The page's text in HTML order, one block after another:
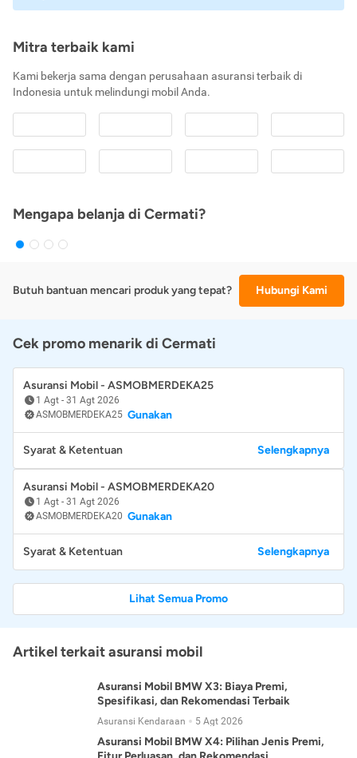
Mitra terbaik kami
Kami bekerja sama dengan perusahaan asuransi terbaik di
Indonesia untuk melindungi mobil Anda.
Mengapa belanja di Cermati?
Butuh bantuan mencari produk yang tepat? Hubungi Kami
Cek promo menarik di Cermati
Asuransi Mobil - ASMOBMERDEKA25
1 Agt - 31 Agt 2026
ASMOBMERDEKA25 Gunakan
Syarat & Ketentuan Selengkapnya
Asuransi Mobil - ASMOBMERDEKA20
1 Agt - 31 Agt 2026
ASMOBMERDEKA20 Gunakan
Syarat & Ketentuan Selengkapnya
Lihat Semua Promo
Artikel terkait asuransi mobil
Asuransi Mobil BMW X3: Biaya Premi,
Spesifikasi, dan Rekomendasi Terbaik
Asuransi Kendaraan 5 Agt 2026
Asuransi Mobil BMW X4: Pilihan Jenis Premi,